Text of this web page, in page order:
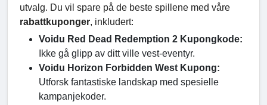
utvalg. Du vil spare på de beste spillene med våre
rabattkuponger, inkludert:
Voidu Red Dead Redemption 2 Kupongkode:
Ikke gå glipp av ditt ville vest-eventyr.
Voidu Horizon Forbidden West Kupong:
Utforsk fantastiske landskap med spesielle
kampanjekoder.